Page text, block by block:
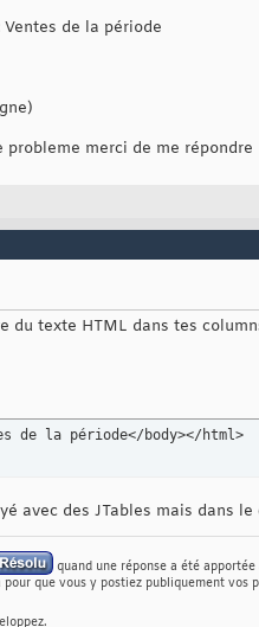
de la période
probleme merci de me répondre
du texte HTML dans tes
de la période</body></html>
avec des JTables mais dans
quand une réponse a été
pour que vous y postiez publiquement vos